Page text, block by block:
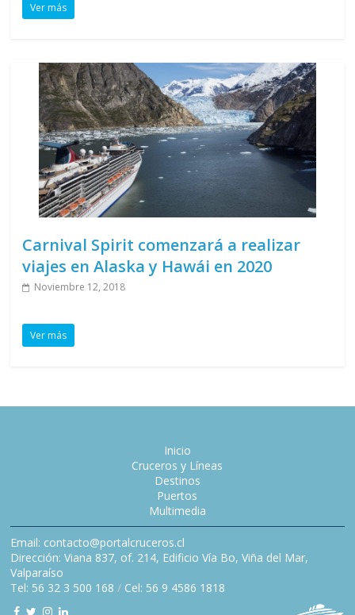
Ver más
Carnival Spirit comenzará a realizar
viajes en Alaska y Hawái en 2020
Noviembre 12, 2018
Ver más
Inicio
Cruceros y Líneas
Destinos
Puertos
Multimedia
Email: contacto@portalcruceros.cl
Dirección: Viana 837, of. 214, Edificio Vía Bo, Viña del Mar,
Valparaíso
Tel: 56 32 3 500 168 / Cel: 56 9 4586 1818